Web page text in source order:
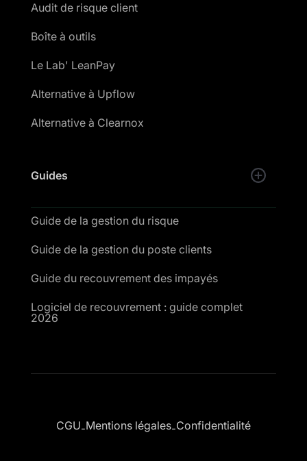
Audit de risque client
Boîte à outils
Le Lab' LeanPay
Alternative à Upflow
Alternative à Clearnox
Guides
Guide de la gestion du risque
Guide de la gestion du poste clients
Guide du recouvrement des impayés
Logiciel de recouvrement : guide complet
2026
CGU-Mentions légales-Confidentialité